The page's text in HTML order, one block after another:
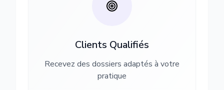
Clients Qualifiés
Recevez des dossiers adaptés à votre
pratique